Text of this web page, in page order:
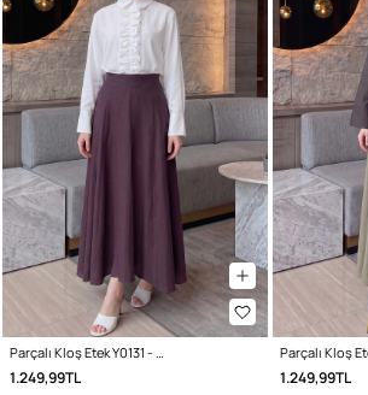
Parçalı Kloş Etek Y0131 - VİŞNE ÇÜRÜĞÜ
1.249,99TL 1.249,99TL